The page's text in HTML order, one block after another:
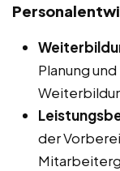
Planung
der